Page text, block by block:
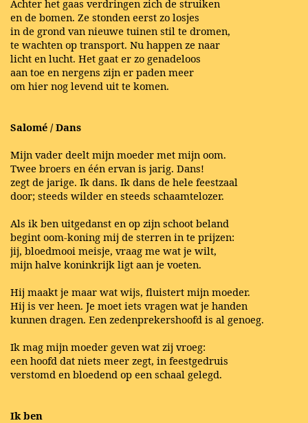
Achter het gaas verdringen zich de struiken
en de bomen. Ze stonden eerst zo losjes
in de grond van nieuwe tuinen stil te dromen,
te wachten op transport. Nu happen ze naar
licht en lucht. Het gaat er zo genadeloos
aan toe en nergens zijn er paden meer
om hier nog levend uit te komen.
Salomé / Dans
Mijn vader deelt mijn moeder met mijn oom.
Twee broers en één ervan is jarig. Dans!
zegt de jarige. Ik dans. Ik dans de hele feestzaal
door; steeds wilder en steeds schaamtelozer.
Als ik ben uitgedanst en op zijn schoot beland
begint oom-koning mij de sterren in te prijzen:
jij, bloedmooi meisje, vraag me wat je wilt,
mijn halve koninkrijk ligt aan je voeten.
Hij maakt je maar wat wijs, fluistert mijn moeder.
Hij is ver heen. Je moet iets vragen wat je handen
kunnen dragen. Een zedenprekershoofd is al genoeg.
Ik mag mijn moeder geven wat zij vroeg:
een hoofd dat niets meer zegt, in feestgedruis
verstomd en bloedend op een schaal gelegd.
Ik ben